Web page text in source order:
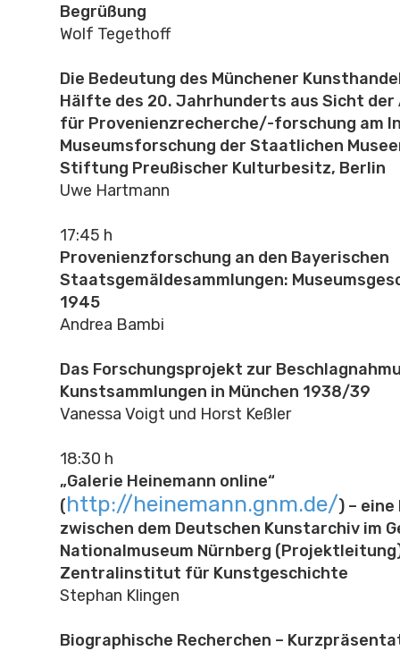
Begrüßung
Wolf Tegethoff
Die Bedeutung des Münchener
Hälfte des 20. Jahrhunderts aus Sicht
für Provenienzrecherche/-forschung am
Museumsforschung der Staatlichen
Stiftung Preußischer Kulturbesitz, Berlin
Uwe Hartmann
17:45 h
Provenienzforschung an den Bayerischen
Staatsgemäldesammlungen:
1945
Andrea Bambi
Das Forschungsprojekt zur
Kunstsammlungen in München 1938/39
Vanessa Voigt und Horst Keßler
18:30 h
„Galerie Heinemann online“
(http://heinemann.gnm.de/) –
zwischen dem Deutschen Kunstarchiv im
Nationalmuseum Nürnberg
Zentralinstitut für Kunstgeschichte
Stephan Klingen
Biographische Recherchen –